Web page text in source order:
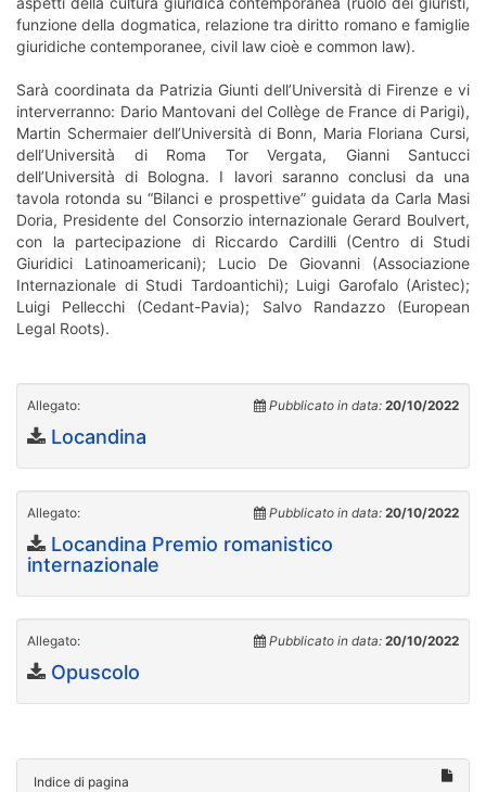
funzione della dogmatica, relazione tra diritto romano e famiglie
giuridiche contemporanee, civil law cioè e common law).
Sarà coordinata da Patrizia Giunti dell’Università di Firenze e vi
interverranno: Dario Mantovani del Collège de France di Parigi),
Martin Schermaier dell’Università di Bonn, Maria Floriana Cursi,
dell’Università di Roma Tor Vergata, Gianni Santucci
dell’Università di Bologna. I lavori saranno conclusi da una
tavola rotonda su “Bilanci e prospettive” guidata da Carla Masi
Doria, Presidente del Consorzio internazionale Gerard Boulvert,
con la partecipazione di Riccardo Cardilli (Centro di Studi
Giuridici Latinoamericani); Lucio De Giovanni (Associazione
Internazionale di Studi Tardoantichi); Luigi Garofalo (Aristec);
Luigi Pellecchi (Cedant-Pavia); Salvo Randazzo (European
Legal Roots).
Allegato: Pubblicato in data: 20/10/2022
Locandina
Allegato: Pubblicato in data: 20/10/2022
Locandina Premio romanistico
internazionale
Allegato: Pubblicato in data: 20/10/2022
Opuscolo
Indice di pagina